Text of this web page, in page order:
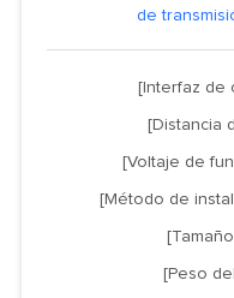
de
[Interfaz de
[Distancia
[Voltaje de
[Método de
[Peso